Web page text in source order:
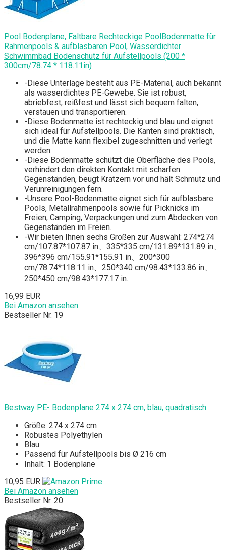
Pool Bodenplane, Faltbare Rechteckige PoolBodenmatte für
Rahmenpools & aufblasbaren Pool, Wasserdichter
Schwimmbad Bodenschutz für Aufstellpools (200 *
300cm/78.74 * 118.11in)
-Diese Unterlage besteht aus PE-Material, auch bekannt
als wasserdichtes PE-Gewebe. Sie ist robust,
abriebfest, reißfest und lässt sich bequem falten,
verstauen und transportieren.
-Diese Bodenmatte ist rechteckig und blau und eignet
sich ideal für Aufstellpools. Die Kanten sind praktisch,
und die Matte kann flexibel zugeschnitten und verlegt
werden.
-Diese Bodenmatte schützt die Oberfläche des Pools,
verhindert den direkten Kontakt mit scharfen
Gegenständen, beugt Kratzern vor und hält Schmutz und
Verunreinigungen fern.
-Unsere Pool-Bodenmatte eignet sich für aufblasbare
Pools, Metallrahmenpools sowie für Picknicks im
Freien, Camping, Verpackungen und zum Abdecken von
Gegenständen im Freien.
-Wir bieten Ihnen sechs Größen zur Auswahl: 274*274
cm/107.87*107.87 in、335*335 cm/131.89*131.89 in、
396*396 cm/155.91*155.91 in、200*300
cm/78.74*118.11 in、250*340 cm/98.43*133.86 in、
250*450 cm/98.43*177.17 in.
16,99 EUR
Bei Amazon ansehen
Bestseller Nr. 19
Bestway PE- Bodenplane 274 x 274 cm, blau, quadratisch
Größe: 274 x 274 cm
Robustes Polyethylen
Blau
Passend für Aufstellpools bis Ø 216 cm
Inhalt: 1 Bodenplane
10,95 EUR
Bei Amazon ansehen
Bestseller Nr. 20